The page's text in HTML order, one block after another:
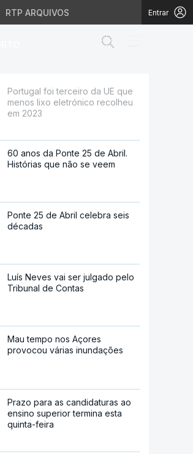
RTP ARQUIVOS Entrar
recolheu
Portugal foi terceiro da UE que
menos lixo eletrónico recolheu
em 2023
60 anos da Ponte 25 de Abril.
Histórias que não se veem
Ponte 25 de Abril celebra seis
décadas
Luís Neves vai ser julgado pelo
Tribunal de Contas
Mau tempo nos Açores
provocou várias inundações
Prazo para as candidaturas ao
ensino superior termina esta
quinta-feira